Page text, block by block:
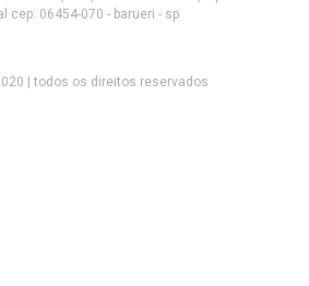
cep: 06454-070 - barueri - sp
| todos os direitos reservados